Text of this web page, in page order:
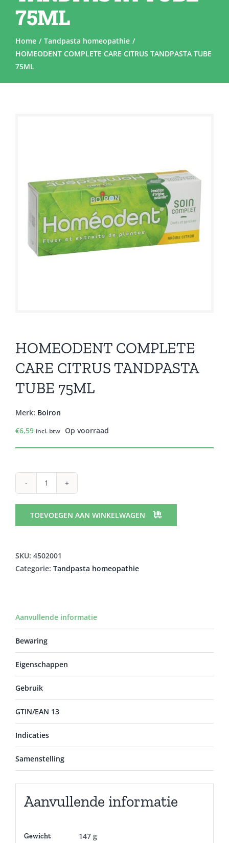
75ML
Home
Tandpasta homeopathie
HOMEODENT COMPLETE CARE CITRUS TANDPASTA TUBE
75ML
HOMEODENT COMPLETE
CARE CITRUS TANDPASTA
TUBE 75ML
Merk: Boiron
€6,59 incl. btw Op voorraad
HOMEODENT
CARE
CITRUS
TUBE
75ML
TOEVOEGEN AAN WINKELWAGEN
SKU: 4502001
Categorie: Tandpasta homeopathie
Aanvullende informatie
Bewaring
Eigenschappen
Gebruik
GTIN/EAN 13
Indicaties
Samenstelling
Aanvullende informatie
Gewicht 147 g